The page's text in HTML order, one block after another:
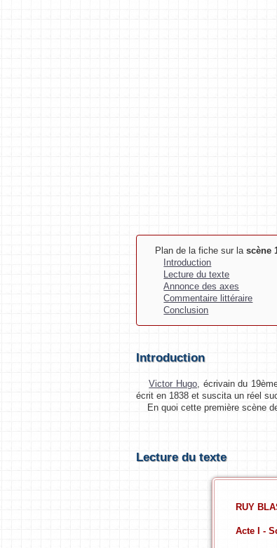
Plan de la fiche sur la scène
Introduction
Lecture du texte
Annonce des axes
Commentaire littéraire
Conclusion
Introduction
Victor Hugo , écrivain du
écrit en 1838 et suscita un réel
En quoi cette première scène
Lecture du texte
RUY
Acte I -